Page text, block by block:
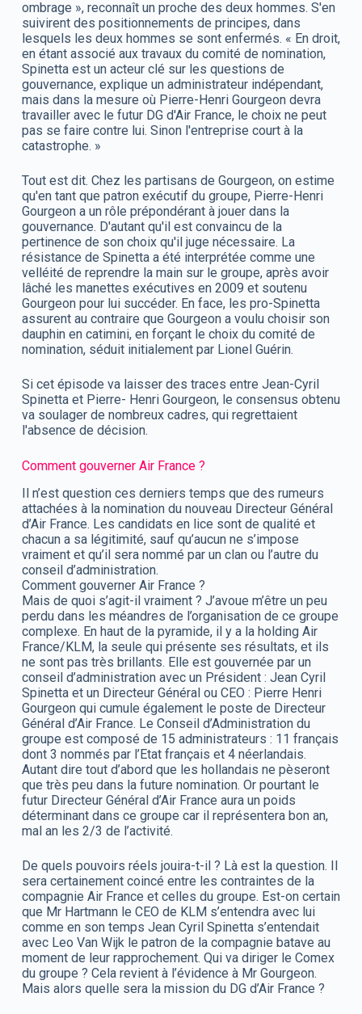
ombrage », reconnaît un proche des deux hommes. S'en
suivirent des positionnements de principes, dans
lesquels les deux hommes se sont enfermés. « En droit,
en étant associé aux travaux du comité de nomination,
Spinetta est un acteur clé sur les questions de
gouvernance, explique un administrateur indépendant,
mais dans la mesure où Pierre-Henri Gourgeon devra
travailler avec le futur DG d'Air France, le choix ne peut
pas se faire contre lui. Sinon l'entreprise court à la
catastrophe. »
Tout est dit. Chez les partisans de Gourgeon, on estime
qu'en tant que patron exécutif du groupe, Pierre-Henri
Gourgeon a un rôle prépondérant à jouer dans la
gouvernance. D'autant qu'il est convaincu de la
pertinence de son choix qu'il juge nécessaire. La
résistance de Spinetta a été interprétée comme une
velléité de reprendre la main sur le groupe, après avoir
lâché les manettes exécutives en 2009 et soutenu
Gourgeon pour lui succéder. En face, les pro-Spinetta
assurent au contraire que Gourgeon a voulu choisir son
dauphin en catimini, en forçant le choix du comité de
nomination, séduit initialement par Lionel Guérin.
Si cet épisode va laisser des traces entre Jean-Cyril
Spinetta et Pierre- Henri Gourgeon, le consensus obtenu
va soulager de nombreux cadres, qui regrettaient
l'absence de décision.
Comment gouverner Air France ?
Il n’est question ces derniers temps que des rumeurs
attachées à la nomination du nouveau Directeur Général
d’Air France. Les candidats en lice sont de qualité et
chacun a sa légitimité, sauf qu’aucun ne s’impose
vraiment et qu’il sera nommé par un clan ou l’autre du
conseil d’administration.
Comment gouverner Air France ?
Mais de quoi s’agit-il vraiment ? J’avoue m’être un peu
perdu dans les méandres de l’organisation de ce groupe
complexe. En haut de la pyramide, il y a la holding Air
France/KLM, la seule qui présente ses résultats, et ils
ne sont pas très brillants. Elle est gouvernée par un
conseil d’administration avec un Président : Jean Cyril
Spinetta et un Directeur Général ou CEO : Pierre Henri
Gourgeon qui cumule également le poste de Directeur
Général d’Air France. Le Conseil d’Administration du
groupe est composé de 15 administrateurs : 11 français
dont 3 nommés par l’Etat français et 4 néerlandais.
Autant dire tout d’abord que les hollandais ne pèseront
que très peu dans la future nomination. Or pourtant le
futur Directeur Général d’Air France aura un poids
déterminant dans ce groupe car il représentera bon an,
mal an les 2/3 de l’activité.
De quels pouvoirs réels jouira-t-il ? Là est la question. Il
sera certainement coincé entre les contraintes de la
compagnie Air France et celles du groupe. Est-on certain
que Mr Hartmann le CEO de KLM s’entendra avec lui
comme en son temps Jean Cyril Spinetta s’entendait
avec Leo Van Wijk le patron de la compagnie batave au
moment de leur rapprochement. Qui va diriger le Comex
du groupe ? Cela revient à l’évidence à Mr Gourgeon.
Mais alors quelle sera la mission du DG d’Air France ?